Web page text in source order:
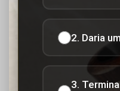
2. Daria
3.